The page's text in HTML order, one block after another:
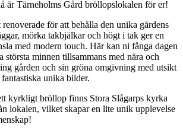
är Tärneholms Gård bröllopslokalen för er!
för att behålla den unika gårdens
mörka takbjälkar och högt i tak ger en
med modern touch. Här kan ni fånga dagen
största minnen tillsammans med nära och
gården och sin gröna omgivning med utsikt
unika bilder.
kyrkligt bröllop finns Stora Slågarps kyrka
lokalen, vilket skapar en lite unik upplevelse